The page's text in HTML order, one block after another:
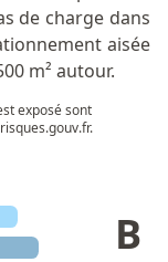
de charge dans
aisée
m² autour.
exposé sont
.
B